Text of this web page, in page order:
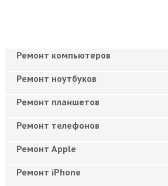
Ремонт компьютеров
Ремонт ноутбуков
Ремонт планшетов
Ремонт телефонов
Ремонт Apple
Ремонт iPhone